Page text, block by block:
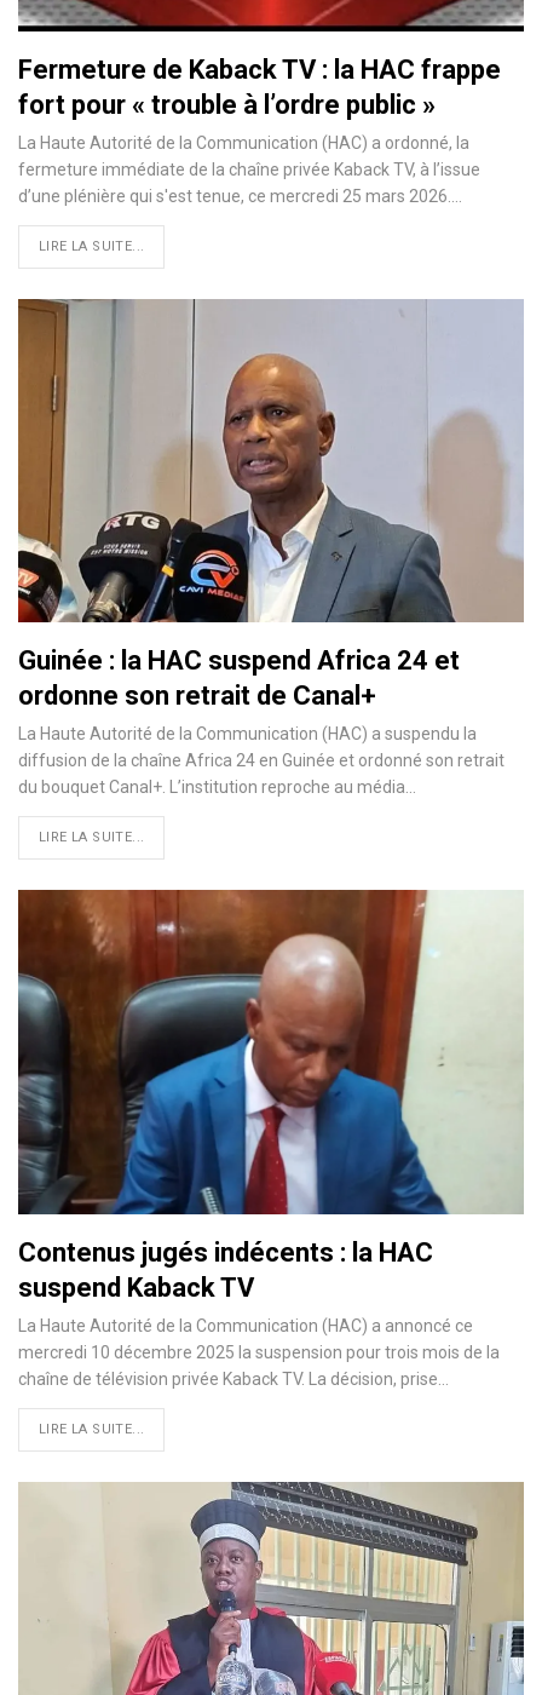
Fermeture de Kaback TV : la HAC frappe
fort pour « trouble à l’ordre public »
La Haute Autorité de la Communication (HAC) a ordonné, la
fermeture immédiate de la chaîne privée Kaback TV, à l’issue
d’une plénière qui s'est tenue, ce mercredi 25 mars 2026.…
LIRE LA SUITE...
Guinée : la HAC suspend Africa 24 et
ordonne son retrait de Canal+
La Haute Autorité de la Communication (HAC) a suspendu la
diffusion de la chaîne Africa 24 en Guinée et ordonné son retrait
du bouquet Canal+. L’institution reproche au média…
LIRE LA SUITE...
Contenus jugés indécents : la HAC
suspend Kaback TV
La Haute Autorité de la Communication (HAC) a annoncé ce
mercredi 10 décembre 2025 la suspension pour trois mois de la
chaîne de télévision privée Kaback TV. La décision, prise…
LIRE LA SUITE...